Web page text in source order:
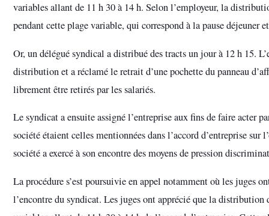
variables allant de 11 h 30 à 14 h. Selon l’employeur, la
pendant cette plage variable, qui correspond à la pause déjeuner
Or, un délégué syndical a distribué des tracts un jour à 12 h 15.
distribution et a réclamé le retrait d’une pochette du panneau
librement être retirés par les salariés.
Le syndicat a ensuite assigné l’entreprise aux fins de faire acter
société étaient celles mentionnées dans l’accord d’entreprise sur
société a exercé à son encontre des moyens de pression
La procédure s’est poursuivie en appel notamment où les juges
l’encontre du syndicat. Les juges ont apprécié que la distribution